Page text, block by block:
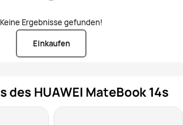
Keine Ergebnisse gefunden!
Einkaufen